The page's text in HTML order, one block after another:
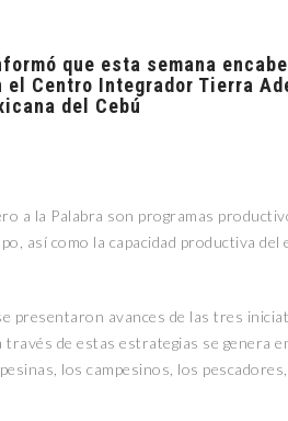
que esta semana
Centro Integrador Tierra
del Cebú
a la Palabra son programas
así como la capacidad productiva del
presentaron avances de las tres
de estas estrategias se genera
los campesinos, los